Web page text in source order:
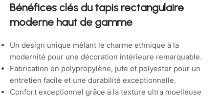
Bénéfices clés du tapis rectangulaire
moderne haut de gamme
Un design unique mêlant le charme ethnique à la
modernité pour une décoration intérieure remarquable.
Fabrication en polypropylène, jute et polyester pour un
entretien facile et une durabilité exceptionnelle.
Confort exceptionnel grâce à la texture ultra moelleuse